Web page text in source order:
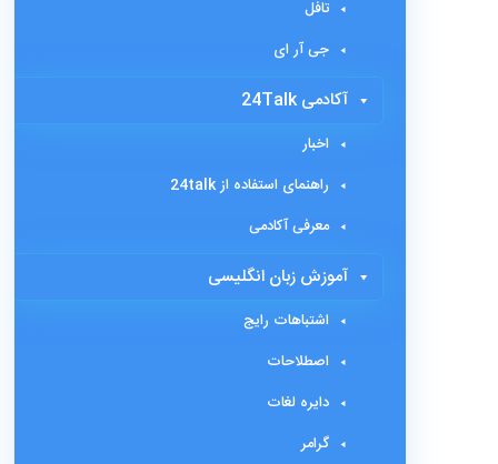
تافل
جی آر ای
آکادمی 24Talk
اخبار
راهنمای استفاده از 24talk
معرفی آکادمی
آموزش زبان انگلیسی
اشتباهات رایج
اصطلاحات
دایره لغات
گرامر